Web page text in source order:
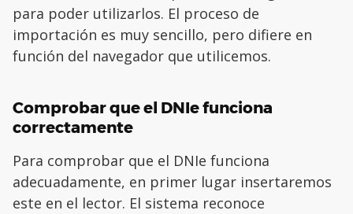
para poder utilizarlos. El proceso de
importación es muy sencillo, pero difiere en
función del navegador que utilicemos.
Comprobar que el DNIe funciona
correctamente
Para comprobar que el DNIe funciona
adecuadamente, en primer lugar insertaremos
este en el lector. El sistema reconoce